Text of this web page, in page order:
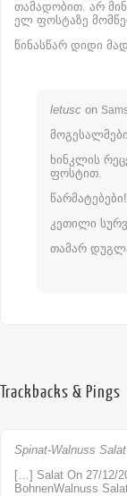
თამადობით. არ
ელ ფოსტაზე
წინასწარ დიდი
letusc on
ხინკლის
ფოსტით.
წარმატებები!
კეთილი
თამარ
Trackbacks & Pings
Spinat-Walnuss
[…] Salat On 27/12/
BohnenWalnuss